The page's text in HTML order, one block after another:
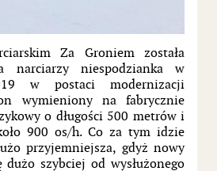
Za Groniem została
narciarzy niespodzianka w
w postaci modernizacji
wymieniony na fabrycznie
o długości 500 metrów i
900 os/h. Co za tym idzie
przyjemniejsza, gdyż nowy
dużo szybciej od wysłużonego